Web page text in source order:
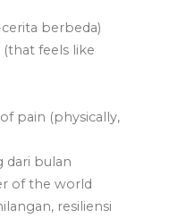
berbeda)
(that feels like
pain (physically,
dari bulan
of the world
resiliensi